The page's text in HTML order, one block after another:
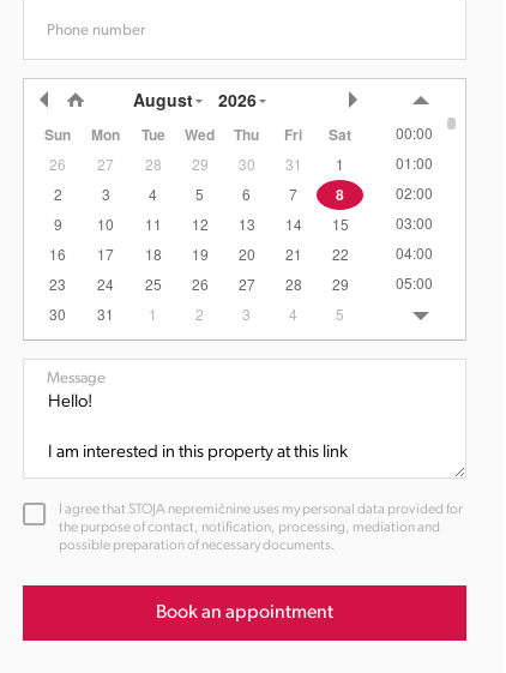
Phone number
August 2026
Sun Mon Tue Wed Thu Fri Sat
26 27 28 29 30 31
1
2
3 4 5 6 7 8
9 10 11 12 13 14
15
16
17 18 19 20 21
22
23
24 25 26 27 28
29
30
31 1 2 3 4 5
00:00
01:00
02:00
03:00
04:00
05:00
06:00
07:00
13:00
15:00
17:00
Message
I agree that STOJA nepremičnine uses my personal data provided for
the purpose of contact, notification, processing, mediation and
possible preparation of necessary documents.
Book an appointment